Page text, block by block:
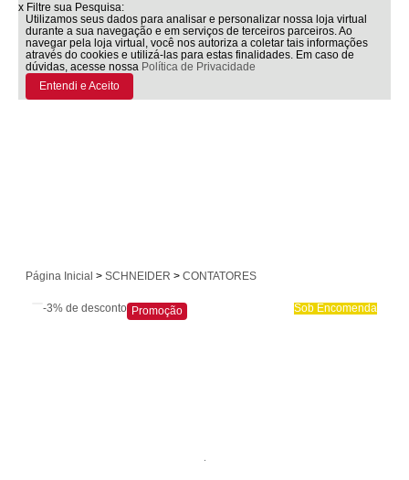
x Filtre sua Pesquisa:
Utilizamos seus dados para analisar e personalizar nossa loja virtual
durante a sua navegação e em serviços de terceiros parceiros. Ao
navegar pela loja virtual, você nos autoriza a coletar tais informações
através do cookies e utilizá-las para estas finalidades. Em caso de
dúvidas, acesse nossa Política de Privacidade
Entendi e Aceito
Página Inicial> SCHNEIDER> CONTATORES
-3% de desconto Promoção Sob Encomenda